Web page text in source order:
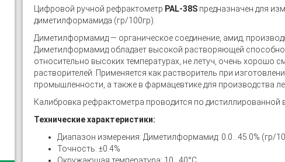
Цифровой ручной рефрактометр PAL-38Sпредназначен для
диметилформамида (гр/100гр).
Диметилформамид — органическое соединение, амид,
Диметилформамид обладает высокой растворяющей
относительно высоких температурах, не летуч, очень хорошо
растворителей. Применяется как растворитель при
промышленности, а также в фармацевтике для производства
Калибровка рефрактометра проводится по дистиллированной
Технические характеристики:
Диапазон измерения: Диметилформамид: 0.0...45.0% (гр/
Точность: ±0.4%